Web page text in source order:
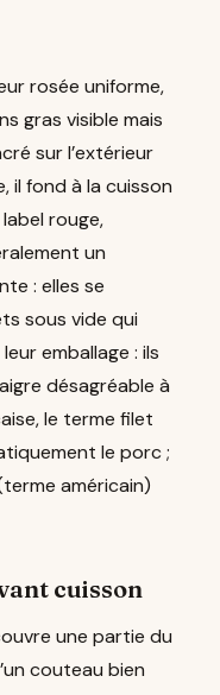
rosée uniforme,
gras visible mais
sur l’extérieur
fond à la cuisson
rouge,
un
: elles se
sous vide qui
emballage : ils
désagréable à
le terme filet
le porc ;
américain)
cuisson
une partie du
couteau bien